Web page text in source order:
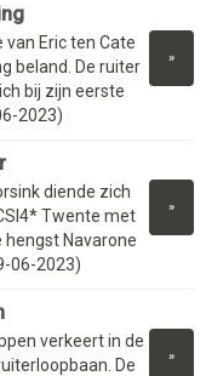
»
van Eric ten Cate
beland. De ruiter
bij zijn eerste
2023)
»
diende zich
Twente met
Navarone
06-2023)
»
verkeert in de
De